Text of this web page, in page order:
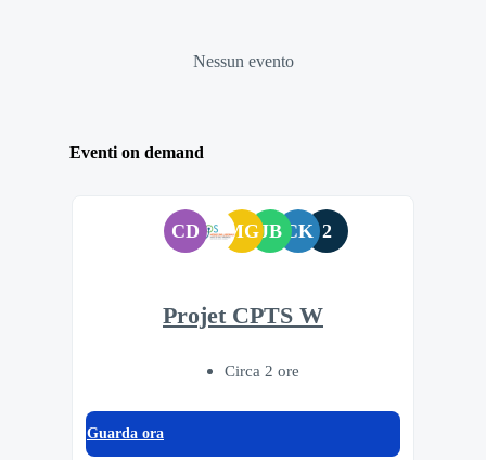
Nessun evento
Eventi on demand
CD MGJB CK 2
Projet CPTS W
Circa 2 ore
Guarda ora